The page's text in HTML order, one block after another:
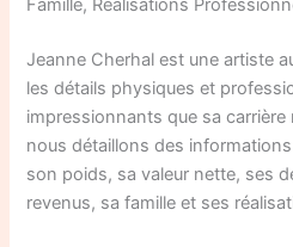
Famille, Réalisations
Jeanne Cherhal est une artiste
les détails physiques et
impressionnants que sa
nous détaillons des
son poids, sa valeur nette, ses
revenus, sa famille et ses